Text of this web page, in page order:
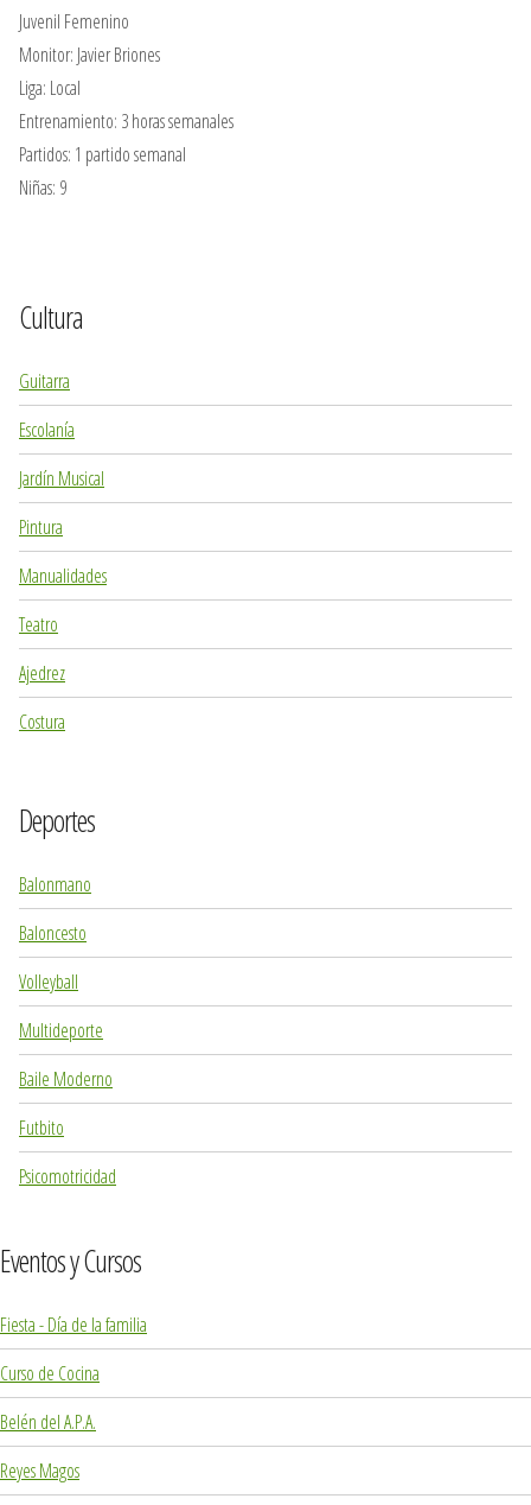
Juvenil Femenino
Monitor: Javier Briones
Liga: Local
Entrenamiento: 3 horas semanales
Partidos: 1 partido semanal
Niñas: 9
Cultura
Guitarra
Escolanía
Jardín Musical
Pintura
Manualidades
Teatro
Ajedrez
Costura
Deportes
Balonmano
Baloncesto
Volleyball
Multideporte
Baile Moderno
Futbito
Psicomotricidad
Eventos y Cursos
Fiesta - Día de la familia
Curso de Cocina
Belén del A.P.A.
Reyes Magos